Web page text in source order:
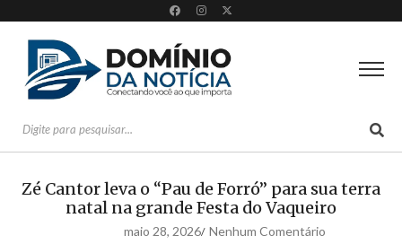
Zé Cantor leva o “Pau de Forró” para sua terra
natal na grande Festa do Vaqueiro
maio 28, 2026/ Nenhum Comentário